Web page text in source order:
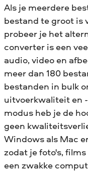
Als je meerdere
bestand te groot is
probeer je het
converter is een
audio, video en
meer dan 180
bestanden in bulk
uitvoerkwaliteit en
modus heb je de
geen
Windows als Mac
zodat je foto's,
een zwakke